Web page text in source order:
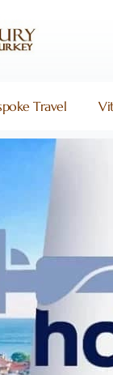
Travel